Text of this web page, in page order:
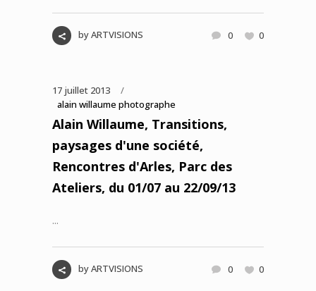
byARTVISIONS 0 0
17 juillet 2013
alain willaume photographe
Alain Willaume, Transitions,
paysages d'une société,
Rencontres d'Arles, Parc des
Ateliers, du 01/07 au 22/09/13
...
byARTVISIONS 0 0